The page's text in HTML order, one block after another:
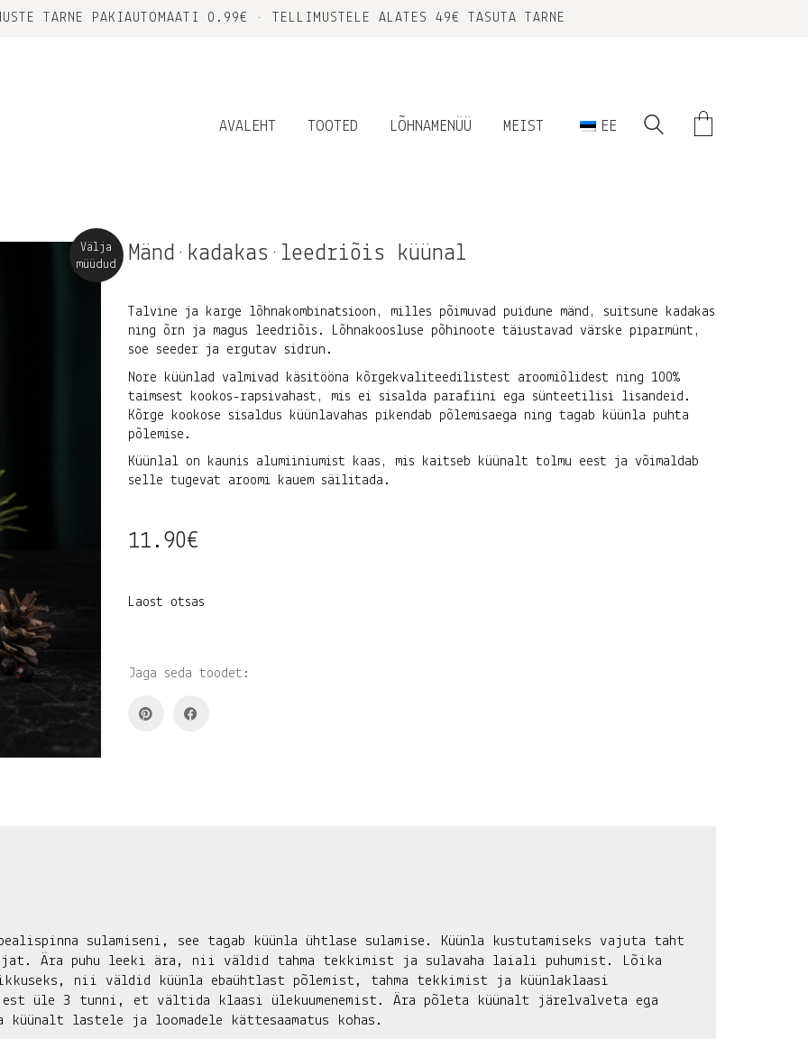
TARNE PAKIAUTOMAATI 0.99€ • TELLIMUSTELE ALATES 49€ TASUTA TARNE
AVALEHT TOOTED LÕHNAMENÜÜ MEIST EE
Välja
müüdud
Mänd•kadakas•leedriõis küünal
Talvine ja karge lõhnakombinatsioon, milles põimuvad puidune mänd, suitsune kadakas
ning õrn ja magus leedriõis. Lõhnakoosluse põhinoote täiustavad värske piparmünt,
soe seeder ja ergutav sidrun.
Nore küünlad valmivad käsitööna kõrgekvaliteedilistest aroomiõlidest ning 100%
taimsest kookos-rapsivahast, mis ei sisalda parafiini ega sünteetilisi lisandeid.
Kõrge kookose sisaldus küünlavahas pikendab põlemisaega ning tagab küünla puhta
põlemise.
Küünlal on kaunis alumiiniumist kaas, mis kaitseb küünalt tolmu eest ja võimaldab
selle tugevat aroomi kauem säilitada.
11.90€
Laost otsas
Jaga seda toodet:
sulamiseni, see tagab küünla ühtlase sulamise. Küünla kustutamiseks vajuta taht
Ära puhu leeki ära, nii väldid tahma tekkimist ja sulavaha laiali puhumist. Lõika
nii väldid küünla ebaühtlast põlemist, tahma tekkimist ja küünlaklaasi
üle 3 tunni, et vältida klaasi ülekuumenemist. Ära põleta küünalt järelvalveta ega
lastele ja loomadele kättesaamatus kohas.